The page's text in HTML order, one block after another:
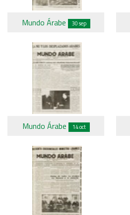
Mundo Árabe 30 sep
Mundo Árabe 14 oct